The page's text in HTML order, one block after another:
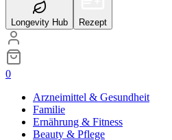
Longevity Hub Rezept
0
Arzneimittel & Gesundheit
Familie
Ernährung & Fitness
Beauty & Pflege